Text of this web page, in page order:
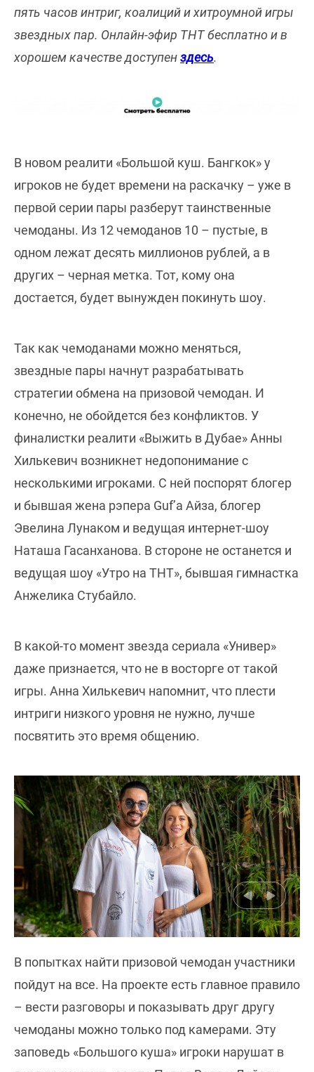
пять часов интриг, коалиций и хитроумной игры
звездных пар. Онлайн-эфир ТНТ бесплатно и в
хорошем качестве доступенздесь.
В новом реалити «Большой куш. Бангкок» у
игроков не будет времени на раскачку – уже в
первой серии пары разберут таинственные
чемоданы. Из 12 чемоданов 10 – пустые, в
одном лежат десять миллионов рублей, а в
других – черная метка. Тот, кому она
достается, будет вынужден покинуть шоу.
Так как чемоданами можно меняться,
звездные пары начнут разрабатывать
стратегии обмена на призовой чемодан. И
конечно, не обойдется без конфликтов. У
финалистки реалити «Выжить в Дубае» Анны
Хилькевич возникнет недопонимание с
несколькими игроками. С ней поспорят блогер
и бывшая жена рэпера Guf’а Айза, блогер
Эвелина Лунаком и ведущая интернет-шоу
Наташа Гасанханова. В стороне не останется и
ведущая шоу «Утро на ТНТ», бывшая гимнастка
Анжелика Стубайло.
В какой-то момент звезда сериала «Универ»
даже признается, что не в восторге от такой
игры. Анна Хилькевич напомнит, что плести
интриги низкого уровня не нужно, лучше
посвятить это время общению.
В попытках найти призовой чемодан участники
пойдут на все. На проекте есть главное правило
– вести разговоры и показывать друг другу
чемоданы можно только под камерами. Эту
заповедь «Большого куша» игроки нарушат в